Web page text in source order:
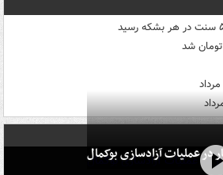
در عملیات آزادسازی بوکمال